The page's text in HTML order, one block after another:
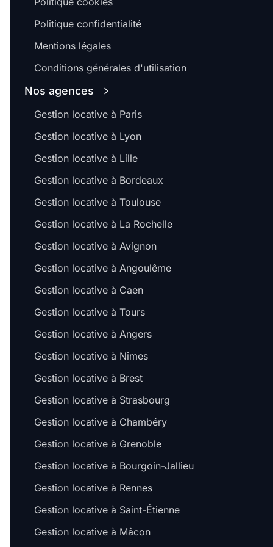
Politique confidentialité
Mentions légales
Conditions générales d'utilisation
Nos agences
Gestion locative à Paris
Gestion locative à Lyon
Gestion locative à Lille
Gestion locative à Bordeaux
Gestion locative à Toulouse
Gestion locative à La Rochelle
Gestion locative à Avignon
Gestion locative à Angoulême
Gestion locative à Caen
Gestion locative à Tours
Gestion locative à Angers
Gestion locative à Nîmes
Gestion locative à Brest
Gestion locative à Strasbourg
Gestion locative à Chambéry
Gestion locative à Grenoble
Gestion locative à Bourgoin-Jallieu
Gestion locative à Rennes
Gestion locative à Saint-Étienne
Gestion locative à Mâcon